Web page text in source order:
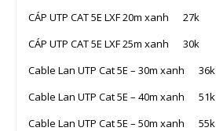
CÁP UTP CAT 5E LXF 20m xanh 27k
CÁP UTP CAT 5E LXF 25m xanh 30k
Cable Lan UTP Cat 5E – 30m xanh 36k
Cable Lan UTP Cat 5E – 40m xanh 51k
Cable Lan UTP Cat 5E – 50m xanh 55k